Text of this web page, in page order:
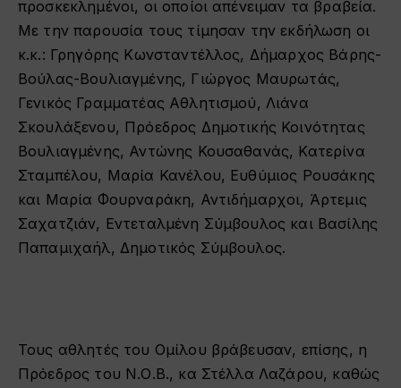
προσκεκλημένοι, οι οποίοι απένειμαν τα βραβεία.
Με την παρουσία τους τίμησαν την εκδήλωση οι
κ.κ.: Γρηγόρης Κωνσταντέλλος, Δήμαρχος Βάρης-
Βούλας-Βουλιαγμένης, Γιώργος Μαυρωτάς,
Γενικός Γραμματέας Αθλητισμού, Λιάνα
Σκουλάξενου, Πρόεδρος Δημοτικής Κοινότητας
Βουλιαγμένης, Αντώνης Κουσαθανάς, Κατερίνα
Σταμπέλου, Μαρία Κανέλου, Ευθύμιος Ρουσάκης
και Μαρία Φουρναράκη, Αντιδήμαρχοι, Άρτεμις
Σαχατζιάν, Εντεταλμένη Σύμβουλος και Βασίλης
Παπαμιχαήλ, Δημοτικός Σύμβουλος.
Τους αθλητές του Ομίλου βράβευσαν, επίσης, η
Πρόεδρος του Ν.Ο.Β., κα Στέλλα Λαζάρου, καθώς